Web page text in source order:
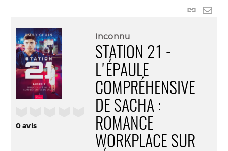
Lien
0avis
Inconnu
STATION 21 -
L'ÉPAULE
COMPRÉHENSIVE
DE SACHA :
ROMANCE
WORKPLACE SUR